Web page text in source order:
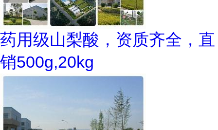
药用级山梨酸，资质齐全，直
销500g,20kg